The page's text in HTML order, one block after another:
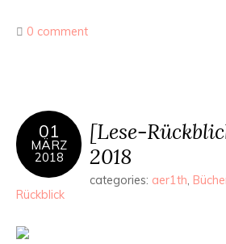
0 comment
01
MÄRZ
2018
[Lese-
2018
categories: aer1th,
Rückblick